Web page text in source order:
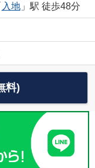
入地」駅 徒歩48分
料)